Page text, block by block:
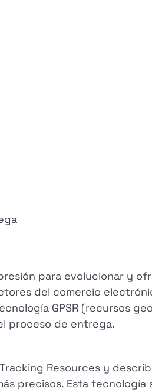
para evolucionar y
del comercio
GPSR (recursos
proceso de entrega.
Resources y
precisos. Esta tecnología